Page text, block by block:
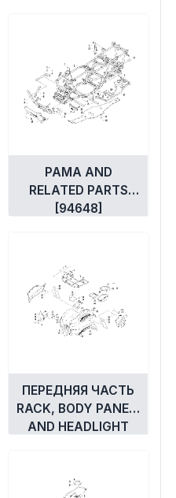
РАМА AND
RELATED PARTS
[94648]
ПЕРЕДНЯЯ ЧАСТЬ
RACK, BODY PANEL,
AND HEADLIGHT